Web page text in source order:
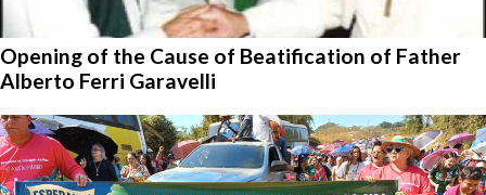
Opening of the Cause of Beatification of Father
Alberto Ferri Garavelli